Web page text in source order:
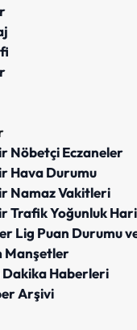
Nöbetçi Eczaneler
Hava Durumu
Namaz Vakitleri
Trafik Yoğunluk
Lig Puan Durumu
Manşetler
Dakika Haberleri
Arşivi